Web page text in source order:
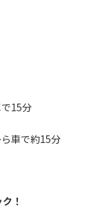
15分
車で約15分
！